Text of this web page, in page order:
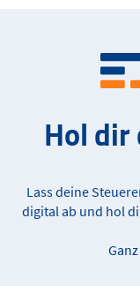
Hol
Lass deine
digital ab und hol